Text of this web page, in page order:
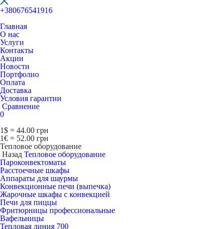
+380676541916
Главная
О нас
Услуги
Контакты
Акции
Новости
Портфолио
Оплата
Доставка
Условия гарантии
Сравнение
0
1$ = 44.00 грн
1€ = 52.00 грн
Тепловое оборудование
Назад Тепловое оборудование
Пароконвектоматы
Расcтоечные шкафы
Аппараты для шаурмы
Конвекционные печи (выпечка)
Жарочные шкафы с конвекцией
Печи для пиццы
Фритюрницы профессиональные
Вафельницы
Тепловая линия 700